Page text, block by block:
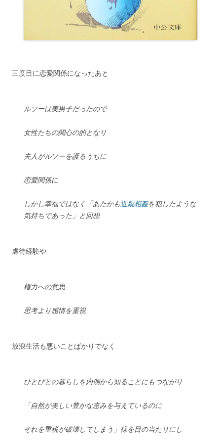
三度目に恋愛関係になったあと
ルソーは美男子だったので
女性たちの関心の的となり
夫人がルソーを護るうちに
恋愛関係に
しかし幸福ではなく「あたかも 近親相姦を犯したような
気持ちであった」と回想
虐待経験や
権力への意思
思考より感情を重視
放浪生活も悪いことばかりでなく
ひとびとの暮らしを内側から知ることにもつながり
「自然が美しい豊かな恵みを与えているのに
それを重税が破壊してしまう」様を目の当たりにし